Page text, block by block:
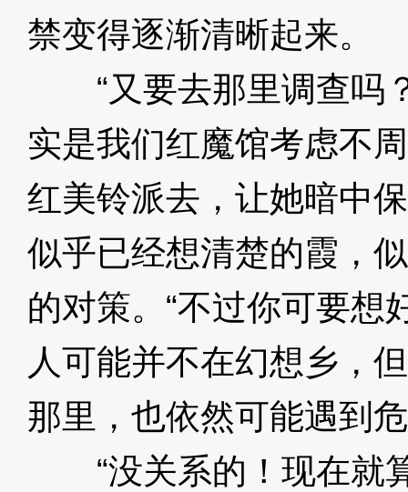
禁变得逐渐清晰起来。
“又要去那里调查吗
实是我们红魔馆考虑不
红美铃派去，让她暗中
似乎已经想清楚的霞，
的对策。“不过你可要想
人可能并不在幻想乡，
那里，也依然可能遇到
“没关系的！现在就